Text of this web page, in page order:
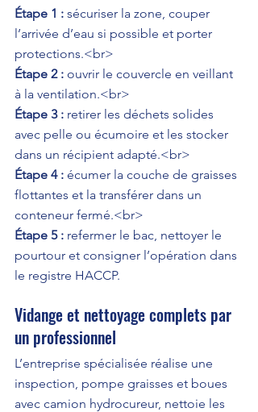
Étape 1 : sécuriser la zone, couper
l’arrivée d’eau si possible et porter
Étape 2 : ouvrir le couvercle en veillant
Étape 3 : retirer les déchets solides
avec pelle ou écumoire et les stocker
Étape 4 : écumer la couche de graisses
flottantes et la transférer dans un
Étape 5 : refermer le bac, nettoyer le
pourtour et consigner l’opération dans
le registre HACCP.
Vidange et nettoyage complets par
un professionnel
L’entreprise spécialisée réalise une
inspection, pompe graisses et boues
avec camion hydrocureur, nettoie les